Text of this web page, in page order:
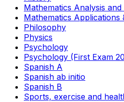
Mathematics Analysis
Mathematics
Philosophy
Physics
Psychology
Psychology (First Exam
Spanish A
Spanish ab initio
Spanish B
Sports, exercise and